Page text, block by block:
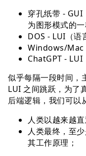
穿孔纸带 - GUI
为图形模式的⼀
DOS - LUI（语
Windows/Mac
ChatGPT - LUI
似乎每隔⼀段时间，
LUI 之间跳跃，为了
后端逻辑，我们可以
⼈类以越来越
⼈类最终，⾄
其⼯作原理；